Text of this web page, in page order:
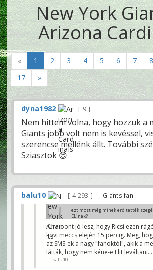
New York
Arizona
« 1 2 3 4 5 6 7 8
17
»
dyna1982 9
Nem hittem volna, hogy hozzuk a
Giants jobb volt nem is kevéssel,
szerencse mellénk állt. További
Sziasztok 😊
balu10 4 293 — Giants fan
ezt most még minek erőltették
ELinak?
Talán mindegy-mindegy alapon.
Rozo
Arra pont jó lesz, hogy Ricsi ezen
kövi meccs elején 15 percig. Meg,
az SMS-ek a nagy "fanoktól", akik a
látták, hogy nem kéne-e Elit leváltani...
balu10